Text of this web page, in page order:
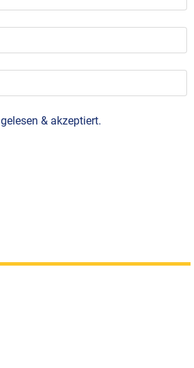
gelesen & akzeptiert.